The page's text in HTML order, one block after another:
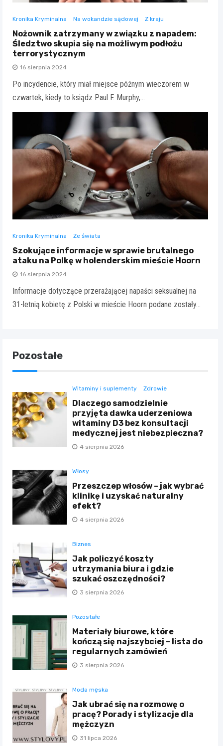
Kronika Kryminalna Na wokandzie sądowej Z kraju
Nożownik zatrzymany w związku z napadem:
Śledztwo skupia się na możliwym podłożu
terrorystycznym
16 sierpnia 2024
Po incydencie, który miał miejsce późnym wieczorem w
czwartek, kiedy to ksiądz Paul F. Murphy,…
Kronika Kryminalna Ze świata
Szokujące informacje w sprawie brutalnego
ataku na Polkę w holenderskim mieście Hoorn
16 sierpnia 2024
Informacje dotyczące przerażającej napaści seksualnej na
31-letnią kobietę z Polski w mieście Hoorn podane zostały…
Pozostałe
Witaminy i suplementy Zdrowie
Dlaczego samodzielnie
przyjęta dawka uderzeniowa
witaminy D3 bez konsultacji
medycznej jest niebezpieczna?
4 sierpnia 2026
Włosy
Przeszczep włosów – jak wybrać
klinikę i uzyskać naturalny
efekt?
4 sierpnia 2026
Biznes
Jak policzyć koszty
utrzymania biura i gdzie
szukać oszczędności?
3 sierpnia 2026
Pozostałe
Materiały biurowe, które
kończą się najszybciej – lista do
regularnych zamówień
3 sierpnia 2026
Moda męska
Jak ubrać się na rozmowę o
pracę? Porady i stylizacje dla
mężczyzn
31 lipca 2026